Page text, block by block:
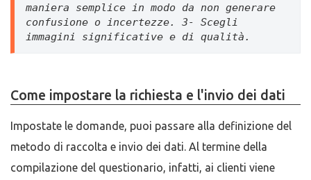
maniera semplice in modo da non generare
confusione o incertezze. 3- Scegli
immagini significative e di qualità.
Come impostare la richiesta e l'invio dei dati
Impostate le domande, puoi passare alla definizione del
metodo di raccolta e invio dei dati. Al termine della
compilazione del questionario, infatti, ai clienti viene